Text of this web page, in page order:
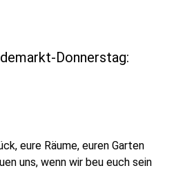
Donnerstag:
eure Räume, euren Garten
uns, wenn wir beu euch sein